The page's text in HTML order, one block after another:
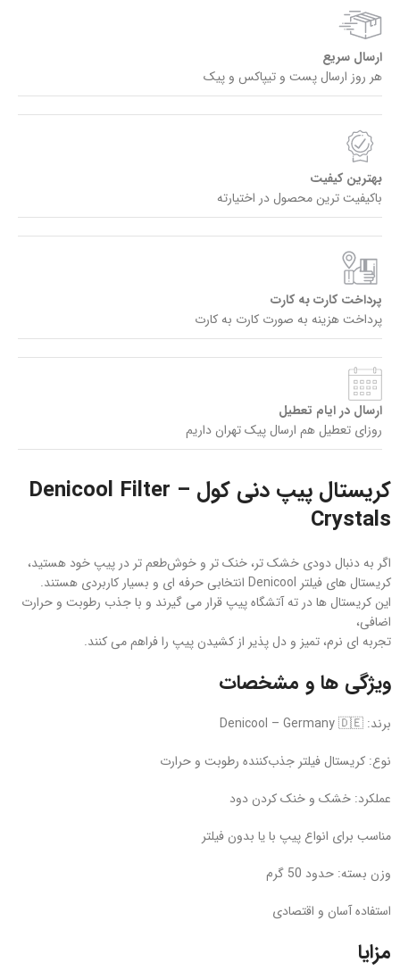
ارسال سریع
هر روز ارسال پست و تیپاکس و پیک
بهترین کیفیت
باکیفیت ترین محصول در اختیارته
پرداخت کارت به کارت
پرداخت هزینه به صورت کارت به کارت
ارسال در ایام تعطیل
روزای تعطیل هم ارسال پیک تهران داریم
کریستال پیپ دنی کول – Denicool Filter
Crystals
اگر به دنبال دودی خشک‌ تر، خنک‌ تر و خوش‌طعم‌ تر در پیپ خود هستید،
کریستال‌ های فیلتر Denicool انتخابی حرفه‌ ای و بسیار کاربردی هستند.
این کریستال‌ ها در ته آتشگاه پیپ قرار می‌ گیرند و با جذب رطوبت و حرارت
اضافی،
تجربه‌ ای نرم، تمیز و دل‌ پذیر از کشیدن پیپ را فراهم می‌ کنند.
ویژگی‌ ها و مشخصات
برند: Denicool – Germany 🇩🇪
نوع: کریستال فیلتر جذب‌کننده رطوبت و حرارت
عملکرد: خشک و خنک کردن دود
مناسب برای انواع پیپ با یا بدون فیلتر
وزن بسته: حدود 50 گرم
استفاده آسان و اقتصادی
مزایا